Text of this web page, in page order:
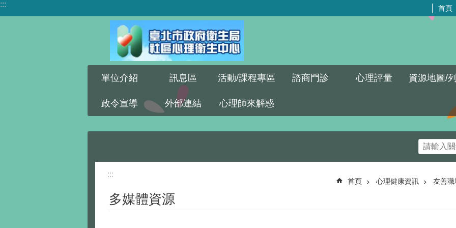
跳到主要內容區塊
::: 首頁
單位介紹 訊息區 活動/課程專區 諮商門診 心理評量 資源地圖/
政令宣導 外部連結 心理師來解惑
:::
首頁 心理健康資訊 友善
多媒體資源